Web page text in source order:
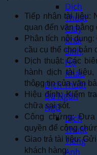
Dịch
Thuật
Giấy
Khai
Sinh,
Hộ
Khẩu
Dịch Thuật
Đa Ngôn
Ngữ
Dịch
Thuật
Tiếng
Anh
Tiếp nhận tài liệu:
quan đến văn bằng
Phân tích nội
cầu cụ thể cho bản
Dịch thuật: Các
hành dịch tài
thông tin của văn
Hiệu đính: Kiểm
chữa sai sót.
Công chứng:
quyền để công
Giao trả tài liệu:
khách hàng.